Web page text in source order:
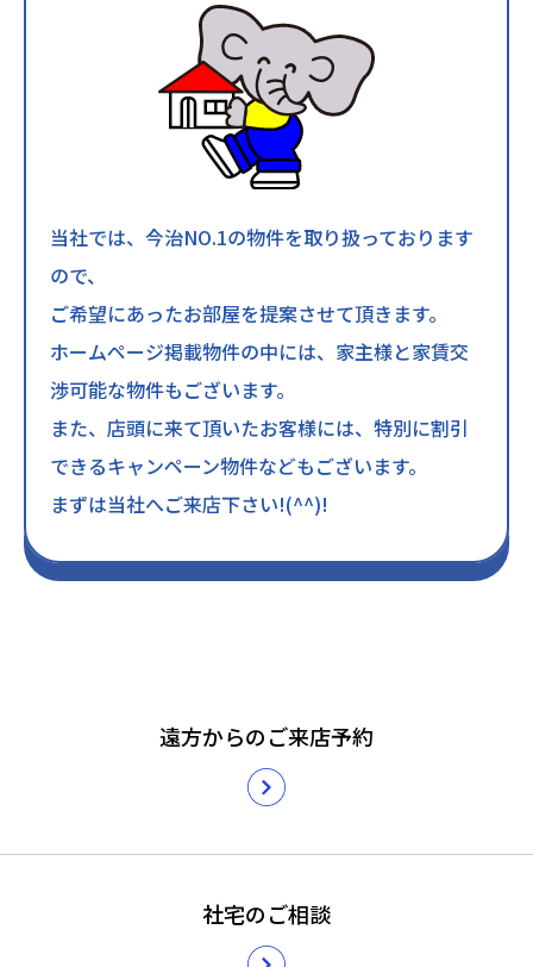
当社では、今治NO.1の物件を取り扱っております
ので、
ご希望にあったお部屋を提案させて頂きます。
ホームページ掲載物件の中には、家主様と家賃交
渉可能な物件もございます。
また、店頭に来て頂いたお客様には、特別に割引
できるキャンペーン物件などもございます。
まずは当社へご来店下さい!(^^)!
遠方からのご来店予約
社宅のご相談